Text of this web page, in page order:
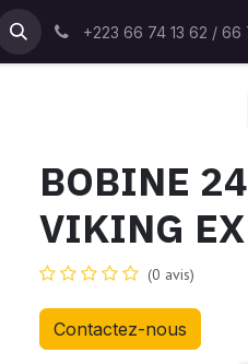
Amss Contactez-nous
+223 66 74 13 62 / 66
BOBINE
VIKING EX
(0 avis)
Contactez-nous